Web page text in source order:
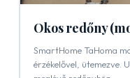
Okos redőny
SmartHome TaHoma
érzékelővel, ütemezve.